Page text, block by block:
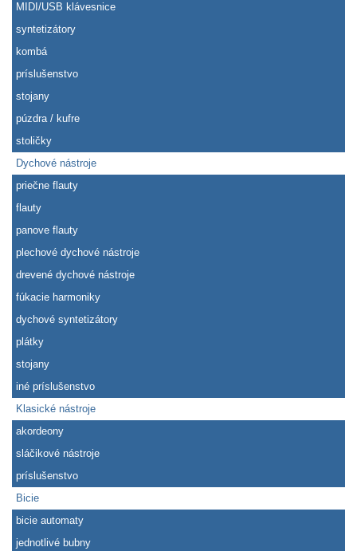
MIDI/USB klávesnice
syntetizátory
kombá
príslušenstvo
stojany
púzdra / kufre
stoličky
Dychové nástroje
priečne flauty
flauty
panove flauty
plechové dychové nástroje
drevené dychové nástroje
fúkacie harmoniky
dychové syntetizátory
plátky
stojany
iné príslušenstvo
Klasické nástroje
akordeony
sláčikové nástroje
príslušenstvo
Bicie
bicie automaty
jednotlivé bubny